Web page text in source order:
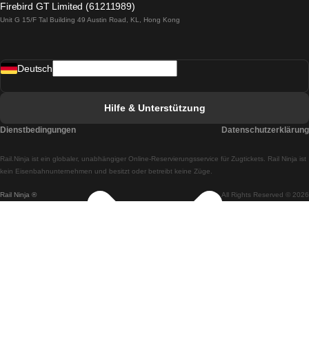
Züge von Lissabon nach Madrid
Züge von Lissabon nach Braga
Züge von Braga nach Lissabon
Firebird GT Limited (61211989)
Unit G 15/F Tal Building 49 Austin Road, KL, Hong Kong
Rail Ninja ® All Rights Reserved © 2026
Rail.Ninja ist ein globaler, unabhängiger Online-Reservierungsservice für Zugtickets. Rail Ninja ist
kein Eisenbahnunternehmen und besitzt oder betreibt keine Züge.
Deutsch
Hilfe & Unterstützung
Dienstbedingungen Datenschutzerklärung